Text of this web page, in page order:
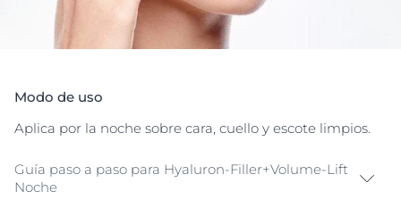
*Estudios in vitro
Modo de uso
Aplica por la noche sobre cara, cuello y escote limpios.
Guía paso a paso para Hyaluron-Filler+Volume-Lift
Noche